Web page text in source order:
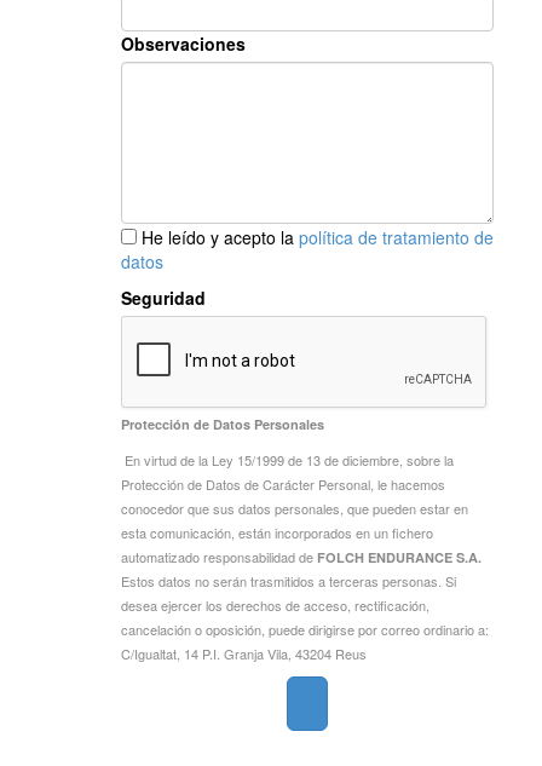
Observaciones
He leído y acepto la política de tratamiento de
datos
Seguridad
Protección de Datos Personales
En virtud de la Ley 15/1999 de 13 de diciembre, sobre la
Protección de Datos de Carácter Personal, le hacemos
conocedor que sus datos personales, que pueden estar en
esta comunicación, están incorporados en un fichero
automatizado responsabilidad de FOLCH ENDURANCE S.A.
Estos datos no serán trasmitidos a terceras personas. Si
desea ejercer los derechos de acceso, rectificación,
cancelación o oposición, puede dirigirse por correo ordinario a:
C/Igualtat, 14 P.I. Granja Vila, 43204 Reus